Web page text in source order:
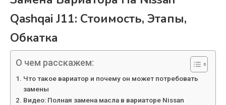
Qashqai J11: Стоимость, Этапы,
Обкатка
О чем расскажем:
Что такое вариатор и почему он может потребовать
замены
Видео: Полная замена масла в вариаторе Nissan